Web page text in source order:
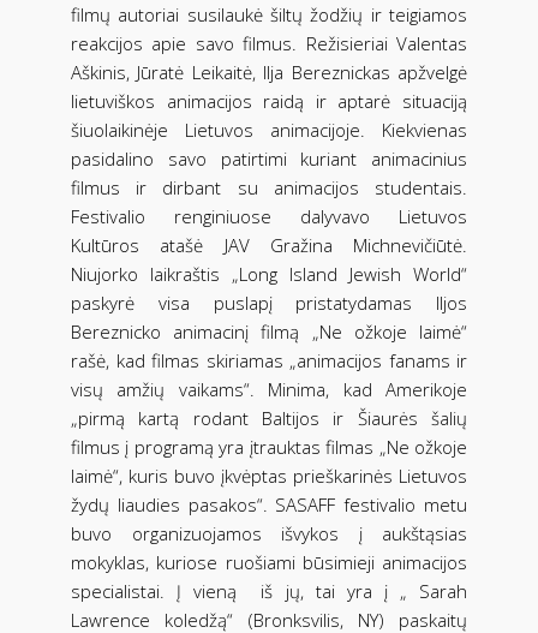
filmų autoriai susilaukė šiltų žodžių ir teigiamos
reakcijos apie savo filmus. Režisieriai Valentas
Aškinis, Jūratė Leikaitė, Ilja Bereznickas apžvelgė
lietuviškos animacijos raidą ir aptarė situaciją
šiuolaikinėje Lietuvos animacijoje. Kiekvienas
pasidalino savo patirtimi kuriant animacinius
filmus ir dirbant su animacijos studentais.
Festivalio renginiuose dalyvavo Lietuvos
Kultūros atašė JAV Gražina Michnevičiūtė.
Niujorko laikraštis „Long Island Jewish World“
paskyrė visa puslapį pristatydamas Iljos
Bereznicko animacinį filmą „Ne ožkoje laimė“
rašė, kad filmas skiriamas „animacijos fanams ir
visų amžių vaikams“. Minima, kad Amerikoje
„pirmą kartą rodant Baltijos ir Šiaurės šalių
filmus į programą yra įtrauktas filmas „Ne ožkoje
laimė“, kuris buvo įkvėptas prieškarinės Lietuvos
žydų liaudies pasakos“. SASAFF festivalio metu
buvo organizuojamos išvykos į aukštąsias
mokyklas, kuriose ruošiami būsimieji animacijos
specialistai. Į vieną iš jų, tai yra į „ Sarah
Lawrence koledžą“ (Bronksvilis, NY) paskaitų